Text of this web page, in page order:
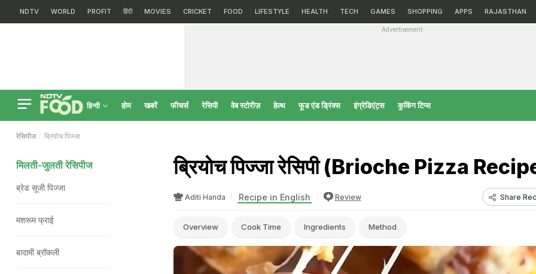
NDTV WORLD PROFIT हिंदी MOVIES CRICKET FOOD LIFESTYLE HEALTH TECH GAMES SHOPPING APPS RAJASTHAN
Advertisement
हिन्दी होम खबरें फीचर्स रेसिपी वेब स्टोरीज़ हेल्‍थ फूड एंड ड्रिंक्स इंग्रेडिएंट्स कुकिंग टिप्स
रेसिपीज ब्रियोच पिज्जा
ब्रियोच पिज्जा रेसिपी (Brioche Pizza
Aditi Handa Recipe in English Review Share
Overview Cook Time Ingredients Method
मिलती-जुलती रेसिपीज
ब्रेड सूजी पिज्जा
मशरूम फ्राई
बादामी ब्रॉकली